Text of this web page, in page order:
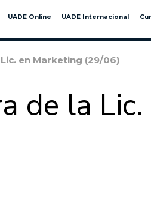
UADE Online UADE Internacional
en Marketing (29/06)
de la Lic.